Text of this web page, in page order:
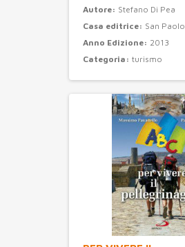
Autore: Stefano Di Pea
Casa editrice: San Paolo
Anno Edizione: 2013
Categoria: turismo